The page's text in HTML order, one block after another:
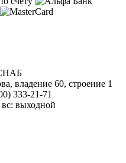
владение 60, строение 1
333-21-71
выходной